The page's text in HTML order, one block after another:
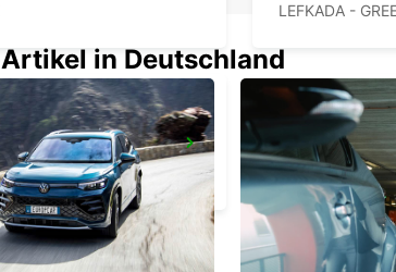
LEFKADA -
LAKE RESORT KEFALONIA
KEFALONIA -
in Deutschland